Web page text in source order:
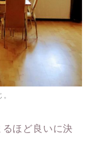
ほど良いに決